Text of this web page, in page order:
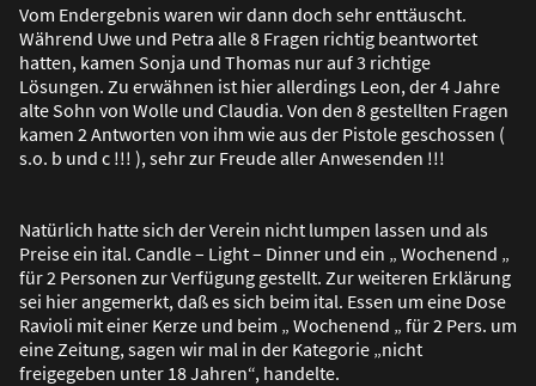
Vom Endergebnis waren wir dann doch sehr enttäuscht.
Während Uwe und Petra alle 8 Fragen richtig beantwortet
hatten, kamen Sonja und Thomas nur auf 3 richtige
Lösungen. Zu erwähnen ist hier allerdings Leon, der 4 Jahre
alte Sohn von Wolle und Claudia. Von den 8 gestellten Fragen
kamen 2 Antworten von ihm wie aus der Pistole geschossen (
s.o. b und c !!! ), sehr zur Freude aller Anwesenden !!!
Natürlich hatte sich der Verein nicht lumpen lassen und als
Preise ein ital. Candle – Light – Dinner und ein „ Wochenend „
für 2 Personen zur Verfügung gestellt. Zur weiteren Erklärung
sei hier angemerkt, daßes sich beim ital. Essen um eine Dose
Ravioli mit einer Kerze und beim „ Wochenend „ für 2 Pers. um
eine Zeitung, sagen wir mal in der Kategorie „nicht
freigegeben unter 18 Jahren“, handelte.